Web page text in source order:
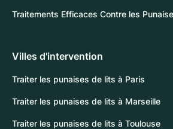
Traitements Efficaces Contre les
Villes d'intervention
Traiter les punaises de lits à Paris
Traiter les punaises de lits à Marseille
Traiter les punaises de lits à Toulouse